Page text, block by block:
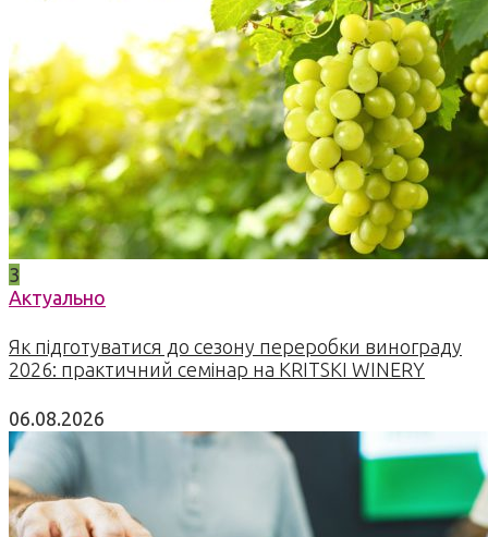
3
Актуально
Як підготуватися до сезону переробки винограду
2026: практичний семінар на KRITSKI WINERY
06.08.2026